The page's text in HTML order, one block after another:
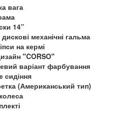
вага
14”
механічні гальма
на кермі
"CORSO"
варіант фарбування
сидіння
(Американський тип)